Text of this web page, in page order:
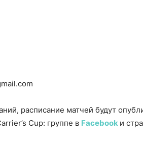
расписание матчей будут
Cup: группе в Facebook и